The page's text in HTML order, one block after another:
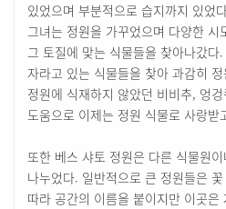
있었으며 부분적으로 습지까지 있었
그녀는 정원을 가꾸었으며 다양한 시
그 토질에 맞는 식물들을 찾아나갔다
자라고 있는 식물들을 찾아 과감히
정원에 식재하지 않았던 비비추, 엉
도움으로 이제는 정원 식물로 사랑받
또한 베스 샤토 정원은 다른 식물원
나누었다. 일반적으로 큰 정원들은
따라 공간의 이름을 붙이지만 이곳